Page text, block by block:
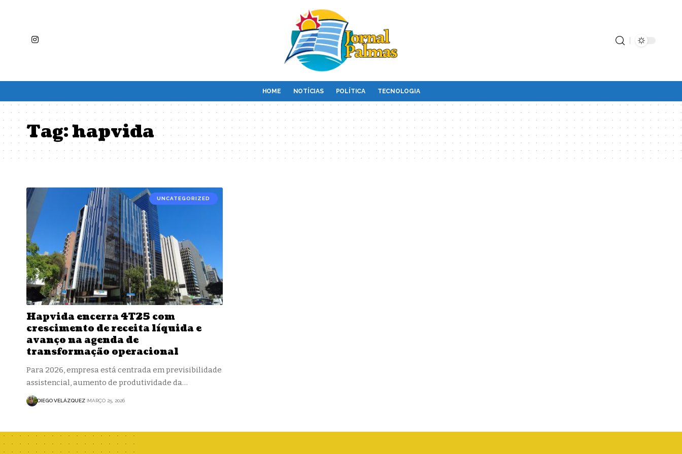
HOME NOTÍCIAS POLÍTICA TECNOLOGIA
Tag:hapvida
UNCATEGORIZED
Hapvida encerra 4T25 com
crescimento de receita líquida e
avanço na agenda de
transformação operacional
Para 2026, empresa está centrada em previsibilidade
assistencial, aumento de produtividade da…
DIEGO VELÁZQUEZ MARÇO 25, 2026